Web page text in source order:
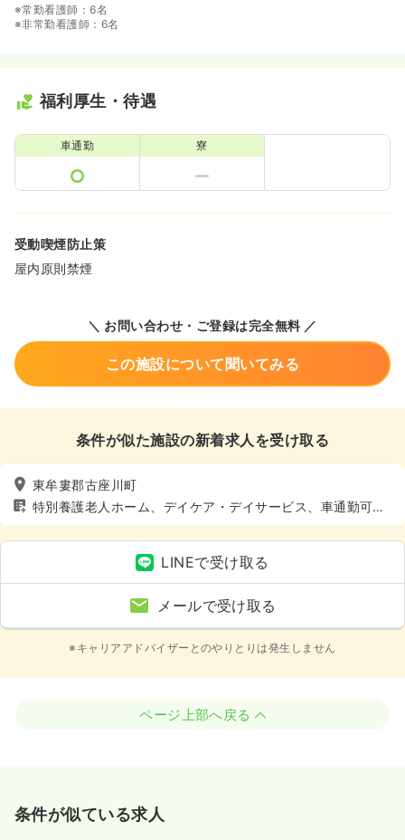
※常勤看護師：6名
※非常勤看護師：6名
福利厚生・待遇
車通勤 寮
受動喫煙防止策
屋内原則禁煙
＼ お問い合わせ・ご登録は完全無料 ／
この施設について聞いてみる
条件が似た施設の新着求人を受け取る
東牟婁郡古座川町
特別養護老人ホーム、デイケア・デイサービス、車通勤可
（駐車場有）
LINEで受け取る
メールで受け取る
※キャリアアドバイザーとのやりとりは発生しません
ページ上部へ戻る
条件が似ている求人